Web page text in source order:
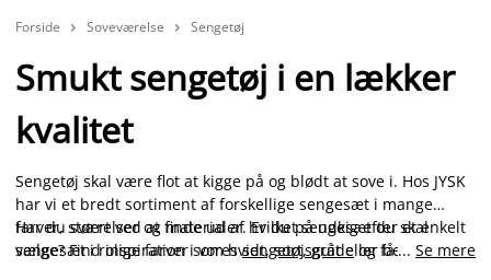
Forside  Soveværelse  Sengetøj
Smukt sengetøj i en lækker
kvalitet
Sengetøj skal være flot at kigge på og blødt at sove i. Hos JYSK
har vi et bredt sortiment af forskellige sengesæt i mange
farver, størrelser og materialer. Er du på udkig efter et enkelt
sengesæt i rolige farver som hvidt, sort, gråt eller beige, eller
Har du svært ved at finde ud af hvilket sengesæt du skal
vælge? Find inspiration i voressengetøjsguideog få tips til
... Se mere